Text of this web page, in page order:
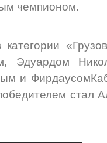
чемпионом.
Эдуардом
и
стал